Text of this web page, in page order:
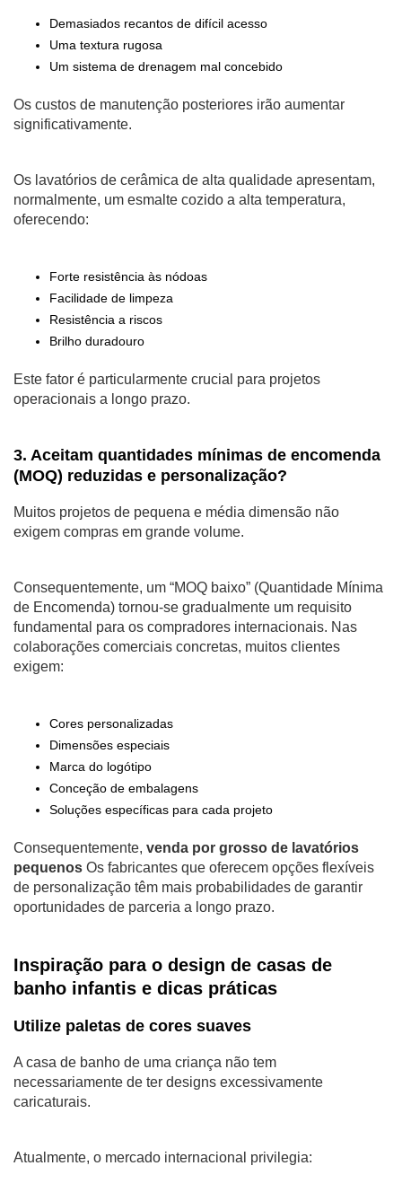
Demasiados recantos de difícil acesso
Uma textura rugosa
Um sistema de drenagem mal concebido
Os custos de manutenção posteriores irão aumentar
significativamente.
Os lavatórios de cerâmica de alta qualidade apresentam,
normalmente, um esmalte cozido a alta temperatura,
oferecendo:
Forte resistência às nódoas
Facilidade de limpeza
Resistência a riscos
Brilho duradouro
Este fator é particularmente crucial para projetos
operacionais a longo prazo.
3. Aceitam quantidades mínimas de encomenda
(MOQ) reduzidas e personalização?
Muitos projetos de pequena e média dimensão não
exigem compras em grande volume.
Consequentemente, um “MOQ baixo” (Quantidade Mínima
de Encomenda) tornou-se gradualmente um requisito
fundamental para os compradores internacionais. Nas
colaborações comerciais concretas, muitos clientes
exigem:
Cores personalizadas
Dimensões especiais
Marca do logótipo
Conceção de embalagens
Soluções específicas para cada projeto
Consequentemente, venda por grosso de lavatórios
pequenos Os fabricantes que oferecem opções flexíveis
de personalização têm mais probabilidades de garantir
oportunidades de parceria a longo prazo.
Inspiração para o design de casas de
banho infantis e dicas práticas
Utilize paletas de cores suaves
A casa de banho de uma criança não tem
necessariamente de ter designs excessivamente
caricaturais.
Atualmente, o mercado internacional privilegia: